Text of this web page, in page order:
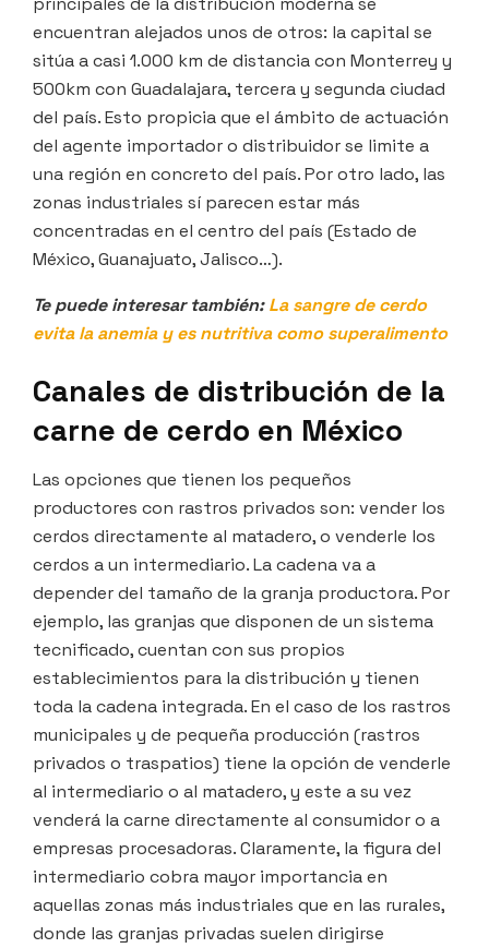
encuentran alejados unos de otros: la capital se
sitúa a casi 1.000 km de distancia con Monterrey y
500km con Guadalajara, tercera y segunda ciudad
del país. Esto propicia que el ámbito de actuación
del agente importador o distribuidor se limite a
una región en concreto del país. Por otro lado, las
zonas industriales sí parecen estar más
concentradas en el centro del país (Estado de
México, Guanajuato, Jalisco…).
Te puede interesar también:La sangre de cerdo
evita la anemia y es nutritiva como superalimento
Canales de distribución de la
carne de cerdo en México
Las opciones que tienen los pequeños
productores con rastros privados son: vender los
cerdos directamente al matadero, o venderle los
cerdos a un intermediario. La cadena va a
depender del tamaño de la granja productora. Por
ejemplo, las granjas que disponen de un sistema
tecnificado, cuentan con sus propios
establecimientos para la distribución y tienen
toda la cadena integrada. En el caso de los rastros
municipales y de pequeña producción (rastros
privados o traspatios) tiene la opción de venderle
al intermediario o al matadero, y este a su vez
venderá la carne directamente al consumidor o a
empresas procesadoras. Claramente, la figura del
intermediario cobra mayor importancia en
aquellas zonas más industriales que en las rurales,
donde las granjas privadas suelen dirigirse